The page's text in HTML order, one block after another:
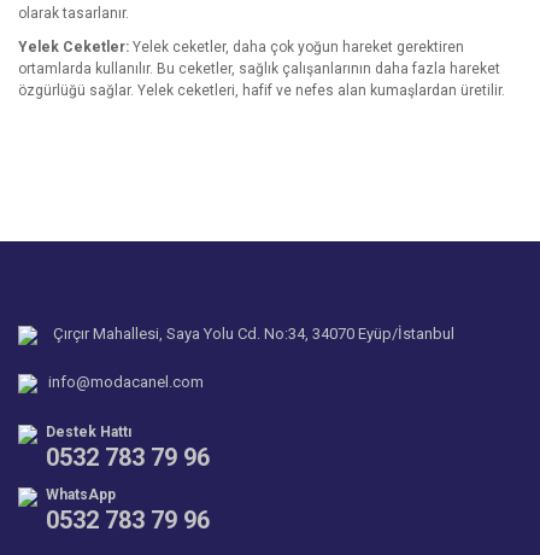
olarak tasarlanır.
Yelek Ceketler: Yelek ceketler, daha çok yoğun hareket gerektiren
ortamlarda kullanılır. Bu ceketler, sağlık çalışanlarının daha fazla hareket
özgürlüğü sağlar. Yelek ceketleri, hafif ve nefes alan kumaşlardan üretilir.
Çırçır Mahallesi, Saya Yolu Cd. No:34, 34070 Eyüp/İstanbul
info@modacanel.com
Destek Hattı
0532 783 79 96
WhatsApp
0532 783 79 96